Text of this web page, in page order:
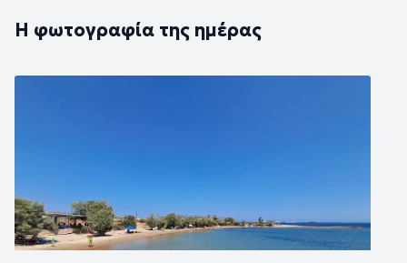
Η φωτογραφία της ημέρας